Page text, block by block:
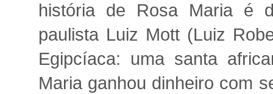
história de Rosa Maria é
paulista Luiz Mott (Luiz
Egipcíaca: uma santa
Maria ganhou dinheiro com